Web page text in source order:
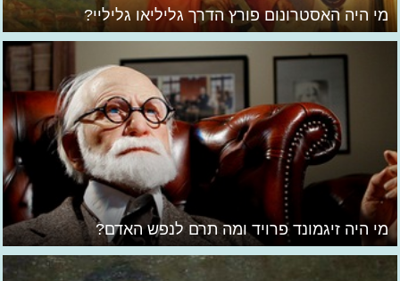
מי היה האסטרונום פורץ הדרך גליליאו גליליי?
מי היה זיגמונד פרויד ומה תרם לנפש האדם?